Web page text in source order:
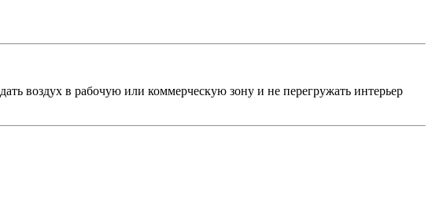
воздух в рабочую или коммерческую зону и не перегружать интерьер